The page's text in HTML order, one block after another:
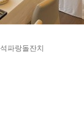
석파랑돌잔치